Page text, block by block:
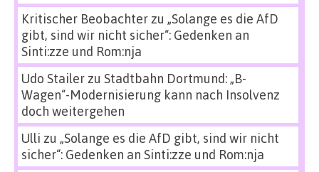
Kritischer Beobachterzu „Solange es die AfD
gibt, sind wir nicht sicher“: Gedenken an
Sinti:zze und Rom:nja
Udo Stailerzu Stadtbahn Dortmund: „B-
Wagen“-Modernisierung kann nach Insolvenz
doch weitergehen
Ulli zu „Solange es die AfD gibt, sind wir nicht
sicher“: Gedenken an Sinti:zze und Rom:nja